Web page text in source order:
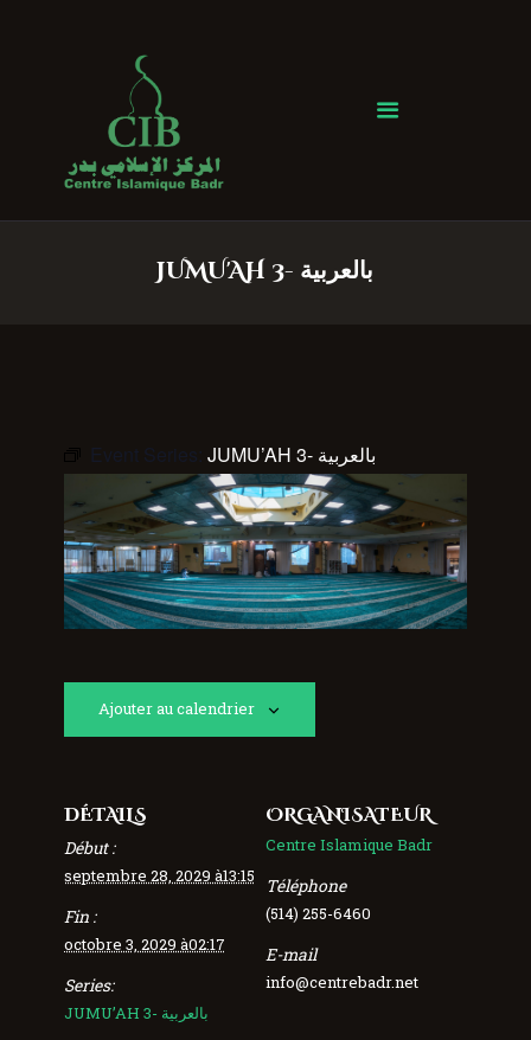
JUMU'AH 3- بالعربية
Centre Islamique Badr
Accueil
À propos
Event Series: JUMU’AH 3- بالعربية
Ajouter au calendrier
DÉTAILS
Début :
septembre 28, 2029 à13:15
Fin :
octobre 3, 2029 à02:17
Series:
JUMU’AH 3- بالعربية
ORGANISATEUR
Centre Islamique Badr
Téléphone
(514) 255-6460
E-mail
info@centrebadr.net